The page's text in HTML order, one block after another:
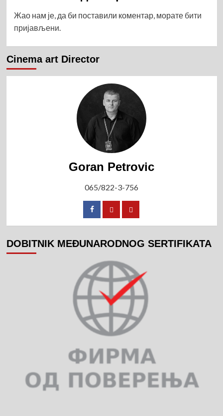
Жао нам је, да би поставили коментар, морате бити
пријављени.
Cinema art Director
Goran Petrovic
065/822-3-756
DOBITNIK MEĐUNARODNOG SERTIFIKATA